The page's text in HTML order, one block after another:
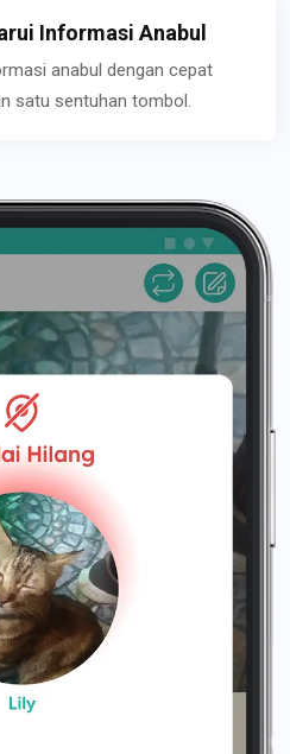
Informasi Anabul
anabul dengan cepat
satu sentuhan tombol.